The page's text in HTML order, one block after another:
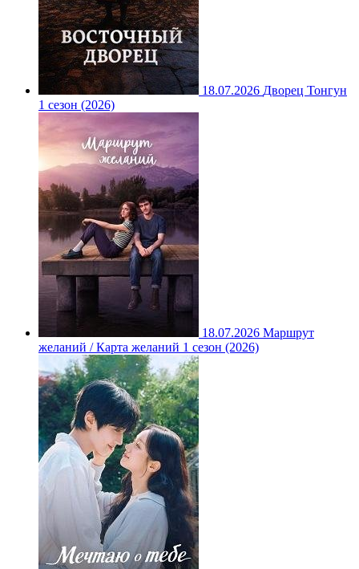
18.07.2026 Дворец Тонгун
1 сезон (2026)
18.07.2026 Маршрут
желаний / Карта желаний 1 сезон (2026)